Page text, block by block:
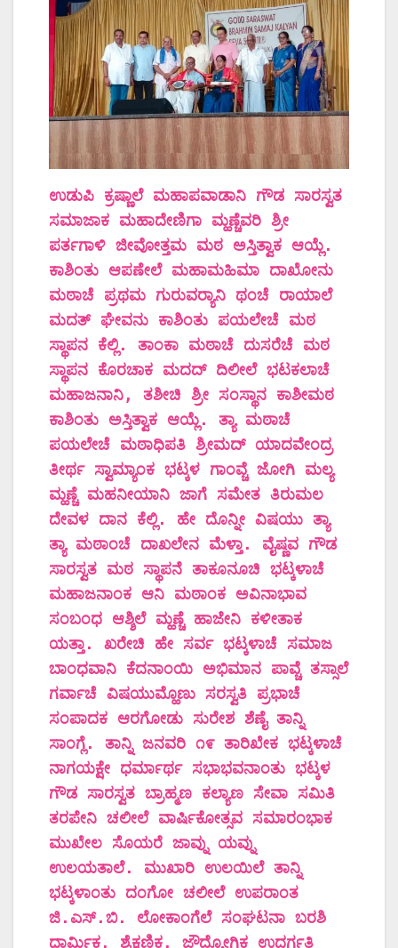
ಉಡುಪಿ ಕ್ರಷ್ಣಾಲೆ ಮಹಾಪವಾಡಾನಿ ಗೌಡ ಸಾರಸ್ವತ
ಸಮಾಜಾಕ ಮಹಾದೇಣಿಗಾ ಮ್ಹಣ್ಚೆವರಿ ಶ್ರೀ
ಪರ್ತಗಾಳಿ ಜೀವೋತ್ತಮ ಮಠ ಅಸ್ತಿತ್ವಾಕ ಆಯ್ಲೆ.
ಕಾಶಿಂತು ಆಪಣೇಲೆ ಮಹಾಮಹಿಮಾ ದಾಖೋನು
ಮಠಾಚೆ ಪ್ರಥಮ ಗುರುವರ್‍ಯಾನಿ ಥಂಚೆ ರಾಯಾಲೆ
ಮದತ್ ಘೇವನು ಕಾಶಿಂತು ಪಯಲೇಚೆ ಮಠ
ಸ್ಥಾಪನ ಕೆಲ್ಲಿ. ತಾಂಕಾ ಮಠಾಚೆ ದುಸರೆಚೆ ಮಠ
ಸ್ಥಾಪನ ಕೊರಚಾಕ ಮದದ್ ದಿಲೀಲೆ ಭಟಕಲಾಚೆ
ಮಹಾಜನಾನಿ, ತಶೀಚಿ ಶ್ರೀ ಸಂಸ್ಥಾನ ಕಾಶೀಮಠ
ಕಾಶಿಂತು ಅಸ್ತಿತ್ವಾಕ ಆಯ್ಲೆ. ತ್ಯಾ ಮಠಾಚೆ
ಪಯಲೇಚೆ ಮಠಾಧಿಪತಿ ಶ್ರೀಮದ್ ಯಾದವೇಂದ್ರ
ತೀರ್ಥ ಸ್ವಾಮ್ಯಾಂಕ ಭಟ್ಕಳ ಗಾಂವ್ಚೆ ಜೋಗಿ ಮಲ್ಯ
ಮ್ಹಣ್ಚೆ ಮಹನೀಯಾನಿ ಜಾಗೆ ಸಮೇತ ತಿರುಮಲ
ದೇವಳ ದಾನ ಕೆಲ್ಲಿ. ಹೇ ದೊನ್ನೀ ವಿಷಯು ತ್ಯಾ
ತ್ಯಾ ಮಠಾಂಚೆ ದಾಖಲೇನ ಮೆಳ್ತಾ. ವೈಷ್ಣವ ಗೌಡ
ಸಾರಸ್ವತ ಮಠ ಸ್ಥಾಪನೆ ತಾಕೂನೂಚಿ ಭಟ್ಕಳಾಚೆ
ಮಹಾಜನಾಂಕ ಆನಿ ಮಠಾಂಕ ಅವಿನಾಭಾವ
ಸಂಬಂಧ ಆಶ್ಶಿಲೆ ಮ್ಹಣ್ಚೆ ಹಾಜೇನಿ ಕಳೀತಾಕ
ಯತ್ತಾ. ಖರೇಚಿ ಹೇ ಸರ್ವ ಭಟ್ಕಳಾಚೆ ಸಮಾಜ
ಬಾಂಧವಾನಿ ಕೆದನಾಂಯಿ ಅಭಿಮಾನ ಪಾವ್ಚೆ ತಸ್ಸಾಲೆ
ಗರ್ವಾಚೆ ವಿಷಯುಮ್ಹೊಣು ಸರಸ್ವತಿ ಪ್ರಭಾಚೆ
ಸಂಪಾದಕ ಆರಗೋಡು ಸುರೇಶ ಶೆಣೈ ತಾನ್ನಿ
ಸಾಂಗ್ಲೆ. ತಾನ್ನಿ ಜನವರಿ ೧೯ ತಾರಿಖೇಕ ಭಟ್ಕಳಾಚೆ
ನಾಗಯಕ್ಷೇ ಧರ್ಮಾರ್ಥ ಸಭಾಭವನಾಂತು ಭಟ್ಕಳ
ಗೌಡ ಸಾರಸ್ವತ ಬ್ರಾಹ್ಮಣ ಕಲ್ಯಾಣ ಸೇವಾ ಸಮಿತಿ
ತರಪೇನಿ ಚಲೀಲೆ ವಾರ್ಷಿಕೋತ್ಸವ ಸಮಾರಂಭಾಕ
ಮುಖೇಲ ಸೊಯರೆ ಜಾವ್ನು ಯವ್ನು
ಉಲಯತಾಲೆ. ಮುಖಾರಿ ಉಲಯಿಲೆ ತಾನ್ನಿ
ಭಟ್ಕಳಾಂತು ದಂಗೋ ಚಲೀಲೆ ಉಪರಾಂತ
ಜಿ.ಎಸ್.ಬಿ. ಲೋಕಾಂಗೆಲೆ ಸಂಘಟನಾ ಬರಶಿ
ಧಾರ್ಮಿಕ, ಶೈಕ್ಷಣಿಕ, ಜೌದ್ಯೋಗಿಕ ಉದರ್ಗತಿ